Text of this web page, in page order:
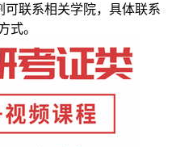
联系相关学院，具体联系
式。